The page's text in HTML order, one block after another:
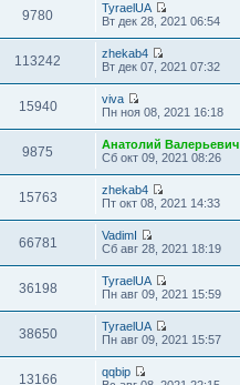
9780
TyraelUA
Вт дек 28, 2021 06:54
113242
zhekab4
Вт дек 07, 2021 07:32
15940
viva
Пн ноя 08, 2021 16:18
9875
Анатолий Валерьевич
Сб окт 09, 2021 08:26
15763
zhekab4
Пт окт 08, 2021 14:33
66781
VadimI
Сб авг 28, 2021 18:19
36198
TyraelUA
Пн авг 09, 2021 15:59
38650
TyraelUA
Пн авг 09, 2021 15:57
13166
qqbip